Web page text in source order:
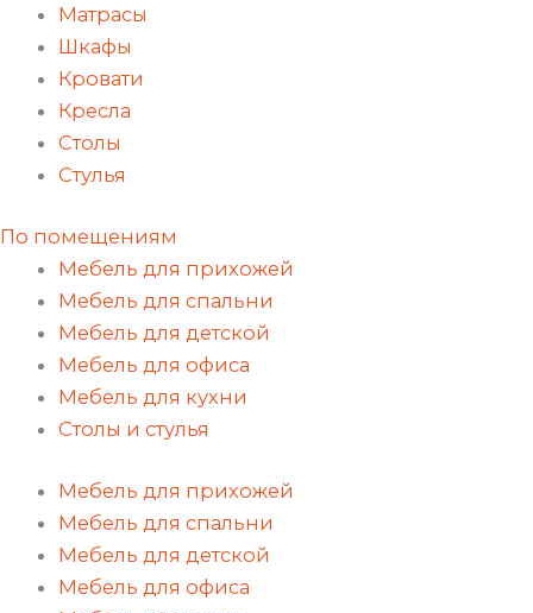
Матрасы
Шкафы
Кровати
Кресла
Столы
Стулья
По помещениям
Мебель для прихожей
Мебель для спальни
Мебель для детской
Мебель для офиса
Мебель для кухни
Столы и стулья
Мебель для прихожей
Мебель для спальни
Мебель для детской
Мебель для офиса